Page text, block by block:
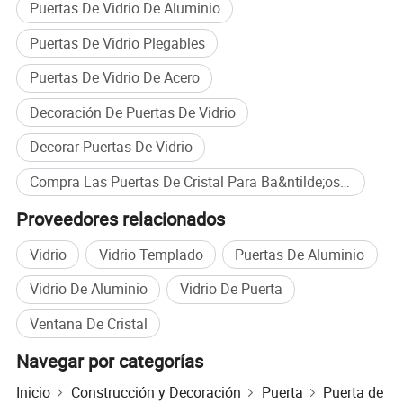
Puertas De Vidrio De Aluminio
Puertas De Vidrio Plegables
Puertas De Vidrio De Acero
Decoración De Puertas De Vidrio
Decorar Puertas De Vidrio
Compra Las Puertas De Cristal Para Ba&ntilde;os al por mayor
Proveedores relacionados
Vidrio Vidrio Templado
Puertas De Aluminio
Vidrio De Aluminio
Vidrio De Puerta
Ventana De Cristal
Navegar por categorías
Inicio Construcción y Decoración Puerta Puerta de